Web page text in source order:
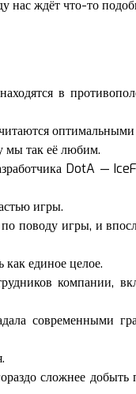
нас ждёт что-то
в
мы так её любим.
DotA —
игры.
поводу игры, и
единое целое.
компании,
современными
сложнее добыть